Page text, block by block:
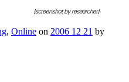
, Online on 2006 12 21 by